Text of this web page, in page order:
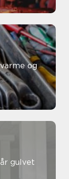
og
gulvet